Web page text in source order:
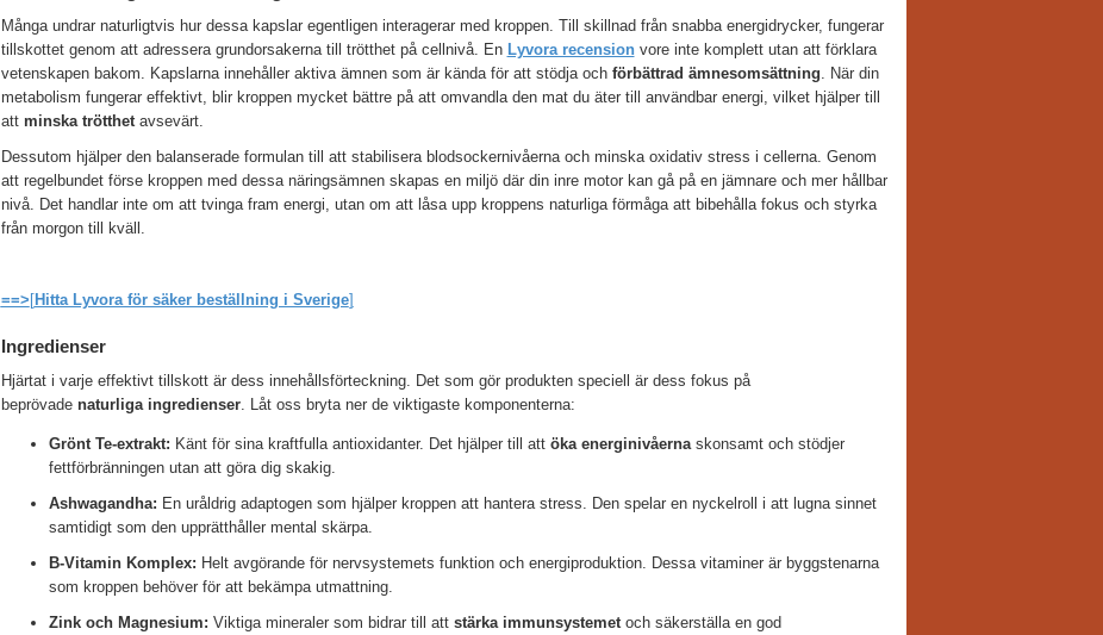
Många undrar naturligtvis hur dessa kapslar egentligen interagerar med kroppen. Till skillnad från snabba energidrycker, fungerar
tillskottet genom att adressera grundorsakerna till trötthet på cellnivå. En Lyvora recensionvore inte komplett utan att förklara
vetenskapen bakom. Kapslarna innehåller aktiva ämnen som är kända för att stödja och förbättrad ämnesomsättning . När din
metabolism fungerar effektivt, blir kroppen mycket bättre på att omvandla den mat du äter till användbar energi, vilket hjälper till
att minska trötthetavsevärt.
Dessutom hjälper den balanserade formulan till att stabilisera blodsockernivåerna och minska oxidativ stress i cellerna. Genom
att regelbundet förse kroppen med dessa näringsämnen skapas en miljö där din inre motor kan gå på en jämnare och mer hållbar
nivå. Det handlar inte om att tvinga fram energi, utan om att låsa upp kroppens naturliga förmåga att bibehålla fokus och styrka
från morgon till kväll.
==> [Hitta Lyvora för säker beställning i Sverige]
Ingredienser
Hjärtat i varje effektivt tillskott är dess innehållsförteckning. Det som gör produkten speciell är dess fokus på
beprövade naturliga ingredienser. Låt oss bryta ner de viktigaste komponenterna:
Grönt Te-extrakt: Känt för sina kraftfulla antioxidanter. Det hjälper till att öka energinivåernaskonsamt och stödjer
fettförbränningen utan att göra dig skakig.
Ashwagandha: En uråldrig adaptogen som hjälper kroppen att hantera stress. Den spelar en nyckelroll i att lugna sinnet
samtidigt som den upprätthåller mental skärpa.
B-Vitamin Komplex: Helt avgörande för nervsystemets funktion och energiproduktion. Dessa vitaminer är byggstenarna
som kroppen behöver för att bekämpa utmattning.
Zink och Magnesium: Viktiga mineraler som bidrar till att stärka immunsystemetoch säkerställa en god